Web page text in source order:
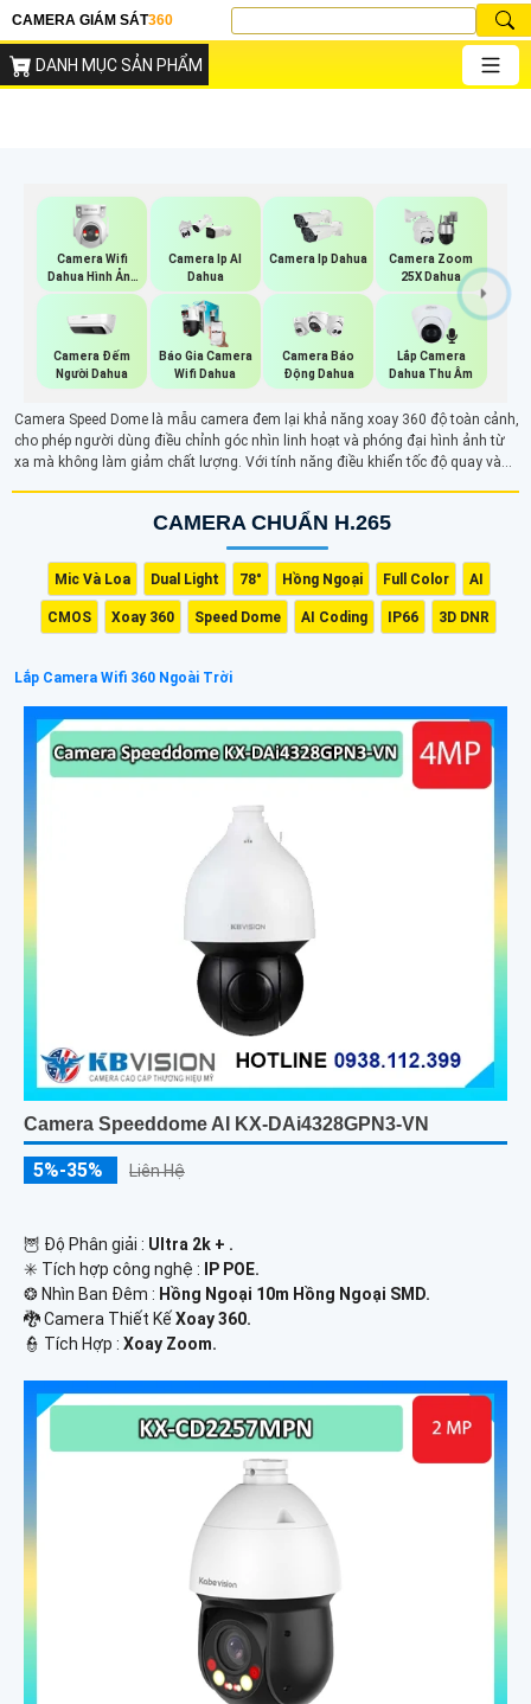
CAMERA GIÁM SÁT360
DANH MỤC SẢN PHẨM
Camera Wifi
Dahua Hình Ảnh
3K
Camera Ip AI
Dahua
Camera Ip Dahua
Camera Zoom
25X Dahua
Camera Đếm
Người Dahua
Báo Gia Camera
Wifi Dahua
Camera Báo
Động Dahua
Lắp Camera
Dahua Thu Âm
Camera Speed Dome là mẫu camera đem lại khả năng xoay 360 độ toàn cảnh,
cho phép người dùng điều chỉnh góc nhìn linh hoạt và phóng đại hình ảnh từ
xa mà không làm giảm chất lượng. Với tính năng điều khiển tốc độ quay và
CAMERA CHUẨN H.265
Mic Và Loa Dual Light 78° Hồng Ngoại Full Color AI
CMOS Xoay 360 Speed Dome AI Coding IP66 3D DNR
Lắp Camera Wifi 360 Ngoài Trời
Camera Speeddome AI KX-DAi4328GPN3-VN
5%-35% Liên Hệ
🦉 Độ Phân giải : Ultra 2k + .
✳️ Tích hợp công nghệ :
IP POE.
❂ Nhìn Ban Đêm : Hồng Ngoại 10m Hồng Ngoại SMD.
🐉️ Camera Thiết Kế Xoay 360.
️👮 Tích Hợp : Xoay Zoom.